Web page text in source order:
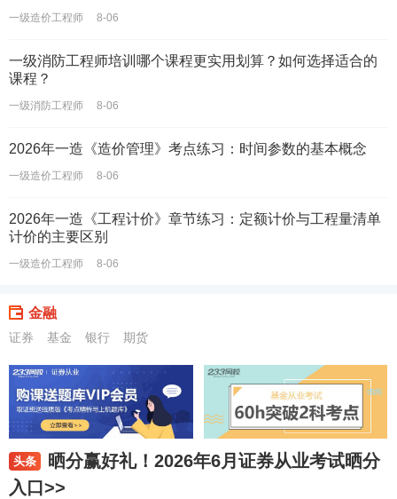
一级造价工程师 8-06
一级消防工程师培训哪个课程更实用划算？如何选择适合的
课程？
一级消防工程师 8-06
2026年一造《造价管理》考点练习：时间参数的基本概念
一级造价工程师 8-06
2026年一造《工程计价》章节练习：定额计价与工程量清单
计价的主要区别
一级造价工程师 8-06
金融
证券 基金 银行 期货
头条
晒分赢好礼！2026年6月证券从业考试晒分
入口>>